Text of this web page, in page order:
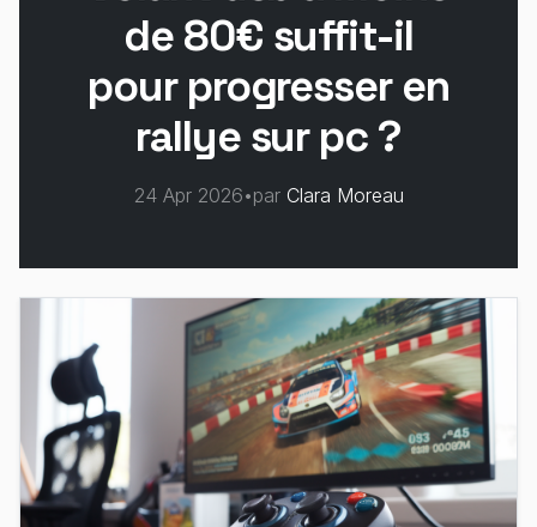
de 80€ suffit-il
pour progresser en
rallye sur pc ?
24 Apr 2026•par Clara Moreau